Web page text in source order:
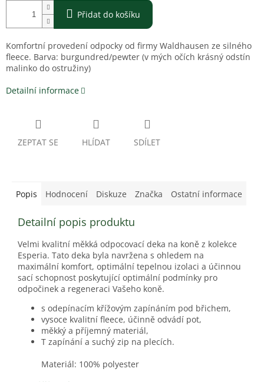
Přidat do košíku
Komfortní provedení odpocky od firmy Waldhausen ze silného
fleece. Barva: burgundred/pewter (v mých očích krásný odstín
malinko do ostružiny)
Detailní informace
ZEPTAT SE HLÍDAT SDÍLET
Popis Hodnocení Diskuze Značka Ostatní informace
Detailní popis produktu
Velmi kvalitní měkká odpocovací deka na koně z kolekce
Esperia. Tato deka byla navržena s ohledem na
maximální komfort, optimální tepelnou izolaci a účinnou
sací schopnost poskytující optimální podmínky pro
odpočinek a regeneraci Vašeho koně.
s odepínacím křížovým zapínáním pod břichem,
vysoce kvalitní fleece, účinně odvádí pot,
měkký a příjemný materiál,
T zapínání a suchý zip na plecích.
Materiál: 100% polyester